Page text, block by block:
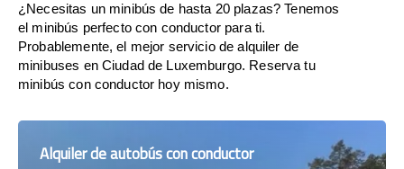
¿Necesitas un minibús de hasta 20 plazas? Tenemos
el minibús perfecto con conductor para ti.
Probablemente, el mejor servicio de alquiler de
minibuses en Ciudad de Luxemburgo. Reserva tu
minibús con conductor hoy mismo.
Alquiler de autobús con conductor